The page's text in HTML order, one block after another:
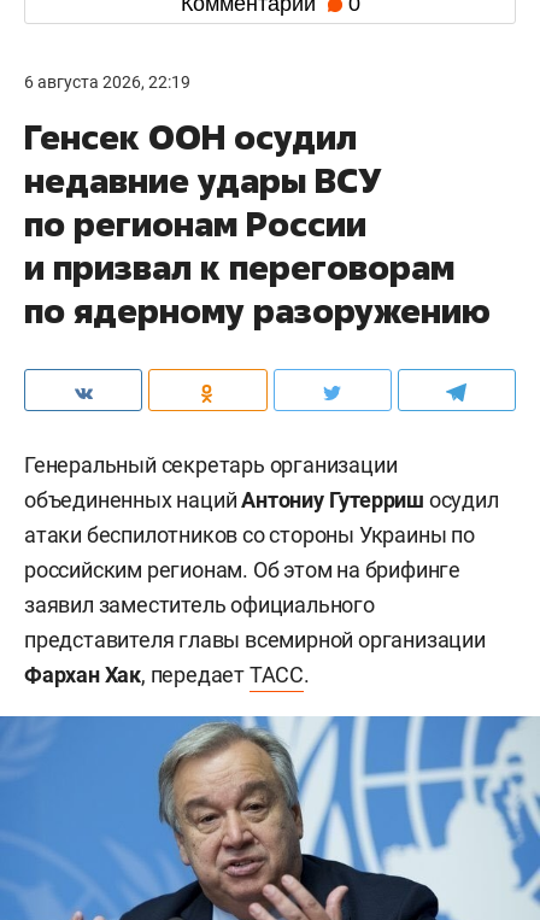
6 августа 2026, 22:19
Генсек ООН осудил
недавние удары ВСУ
по регионам России
и призвал к переговорам
по ядерному разоружению
Генеральный секретарь организации
объединенных нацийАнтониу Гутерриш осудил
атаки беспилотников со стороны Украины по
российским регионам. Об этом на брифинге
заявил заместитель официального
представителя главы всемирной организации
Фархан Хак, передаетТАСС.